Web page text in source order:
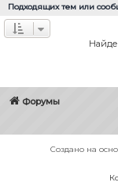
Подходящих тем или
Форумы
Создано на